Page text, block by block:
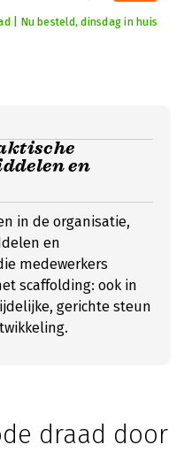
| Nu besteld, dinsdag in huis
en
in de organisatie,
en
medewerkers
scaffolding: ook in
gerichte steun
draad door